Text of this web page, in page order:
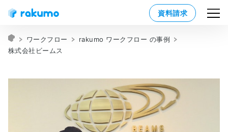
資料請求
ワークフロー
rakumo ワークフロー の事例
株式会社ビームス